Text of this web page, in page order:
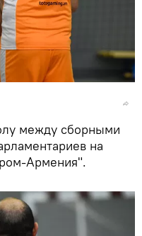
между сборными
на
Армения".